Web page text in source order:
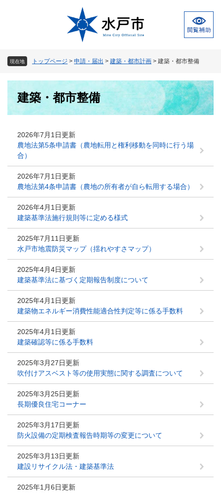
現在地 トップページ > 申請・届出 > 建築・都市計画 > 建築・都市整備
建築・都市整備
2026年7月1日更新
農地法第5条申請書（農地転用と権利移動を同時に行う場
合）
2026年7月1日更新
農地法第4条申請書（農地の所有者が自ら転用する場合）
2026年4月1日更新
建築基準法施行規則等に定める様式
2025年7月11日更新
水戸市地震防災マップ（揺れやすさマップ）
2025年4月4日更新
建築基準法に基づく定期報告制度について
2025年4月1日更新
建築物エネルギー消費性能適合性判定等に係る手数料
2025年4月1日更新
建築確認等に係る手数料
2025年3月27日更新
吹付けアスベスト等の使用実態に関する調査について
2025年3月25日更新
長期優良住宅コーナー
2025年3月17日更新
防火設備の定期検査報告時期等の変更について
2025年3月13日更新
建設リサイクル法・建築基準法
2025年1月6日更新